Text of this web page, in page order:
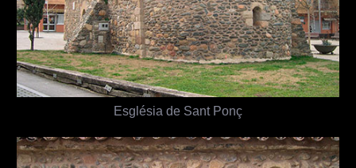
Església de Sant Ponç